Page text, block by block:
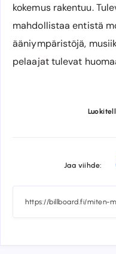
kokemus rakentuu.
mahdollistaa entistä
ääniympäristöjä,
pelaajat tulevat
Jaa viihde: